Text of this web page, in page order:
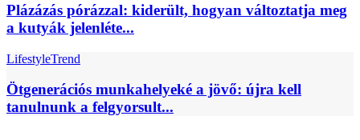
Plázázás pórázzal: kiderült, hogyan változtatja meg
a kutyák jelenléte...
LifestyleTrend
Ötgenerációs munkahelyeké a jövő: újra kell
tanulnunk a felgyorsult...